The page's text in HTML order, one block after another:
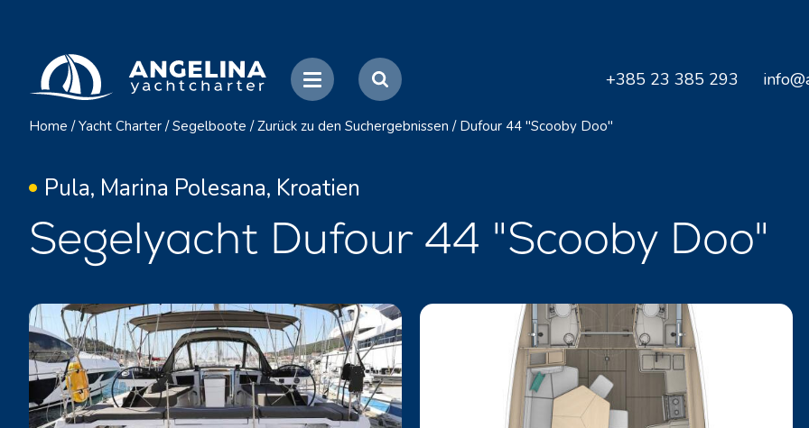
+385 23 385 293
Home / Yacht Charter / Segelboote / Zurück zu den Suchergebnissen / Dufour 44 "Scooby Doo"
Pula, Marina Polesana, Kroatien
Segelyacht Dufour 44 "Scooby Doo"